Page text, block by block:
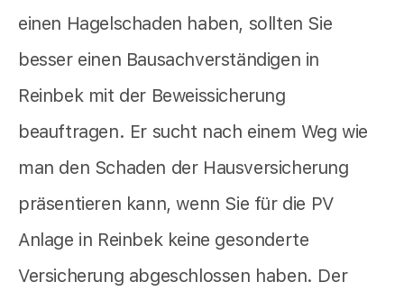
einen Hagelschaden haben, sollten Sie
besser einen Bausachverständigen in
Reinbek mit der Beweissicherung
beauftragen. Er sucht nach einem Weg wie
man den Schaden der Hausversicherung
präsentieren kann, wenn Sie für die PV
Anlage in Reinbek keine gesonderte
Versicherung abgeschlossen haben. Der